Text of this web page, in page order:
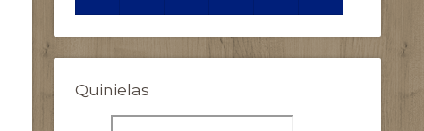
Quinielas